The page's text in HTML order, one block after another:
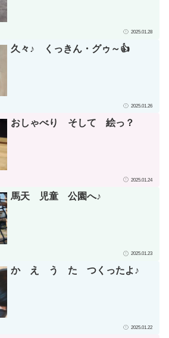
2025.01.28
久々♪ くっきん・グゥ～👍
2025.01.26
おしゃべり そして 絵っ？
2025.01.24
馬天 児童 公園へ♪
2025.01.23
か え う た つくったよ♪
2025.01.22